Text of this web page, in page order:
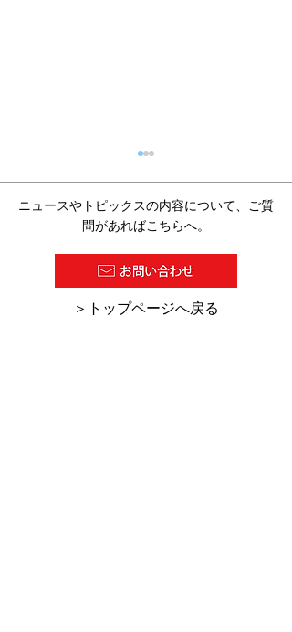
【SD14】塗料の基礎的な
ニュースやトピックスの内容について、ご質
問があればこちらへ。
​＞トップページへ戻る